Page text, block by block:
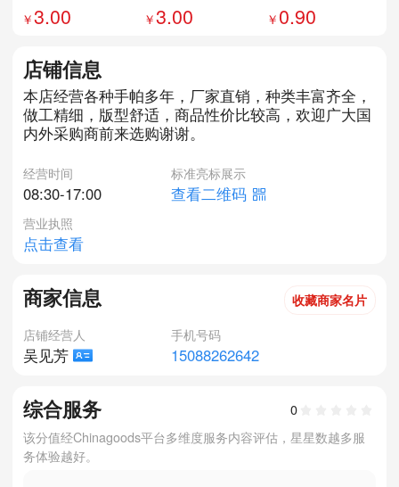
3.00 3.00
0.90
店铺信息
本店经营各种手帕多年，厂家直销，种类丰富齐全，
做工精细，版型舒适，商品性价比较高，欢迎广大国
内外采购商前来选购谢谢。
经营时间
08:30-17:00
标准亮标展示
查看二维码
营业执照
点击查看
商家信息
收藏商家名片
店铺经营人
吴见芳
手机号码
15088262642
综合服务
0
该分值经Chinagoods平台多维度服务内容评估，星星数越多服
务体验越好。